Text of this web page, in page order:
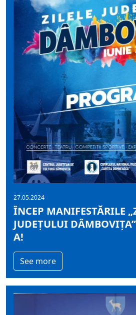
27.05.2024
ÎNCEP MANIFESTĂRILE
JUDEȚULUI
A!
See more